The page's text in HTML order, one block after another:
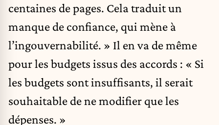
centaines de pages. Cela traduit un
manque de confiance, qui mène à
l’ingouvernabilité. » Il en va de même
pour les budgets issus des accords : « Si
les budgets sont insuffisants, il serait
souhaitable de ne modifier que les
dépenses. »